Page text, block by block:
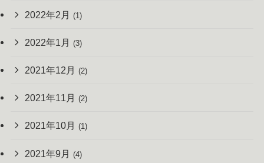
2022年2月 (1)
2022年1月 (3)
2021年12月 (2)
2021年11月 (2)
2021年10月 (1)
2021年9月 (4)